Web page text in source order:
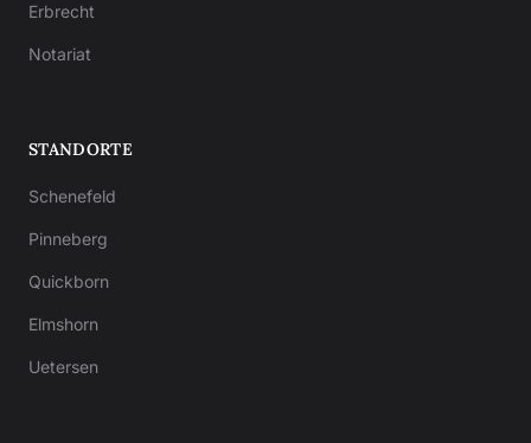
Erbrecht
Notariat
STANDORTE
Schenefeld
Pinneberg
Quickborn
Elmshorn
Uetersen